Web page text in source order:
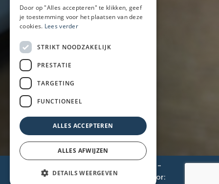
Aperol spritz bar
Arrangementen
Lunch
Borrel met hapjes
BBQ
Buffet
Walking dinner
-
Cookiebeleid -Disclaimer- Gemaakt door:
Door op "Alles accepteren" te klikken, geef
je toestemming voor het plaatsen van deze
cookies. Lees verder
STRIKT NOODZAKELIJK
PRESTATIE
TARGETING
FUNCTIONEEL
ALLES ACCEPTEREN
ALLES AFWIJZEN
DETAILS WEERGEVEN